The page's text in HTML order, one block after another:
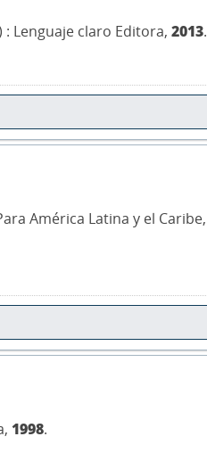
: Lenguaje claro Editora, 2013.
América Latina y el Caribe,
1998.